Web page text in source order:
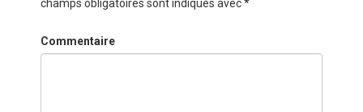
champs obligatoires sont indiqués avec*
Commentaire